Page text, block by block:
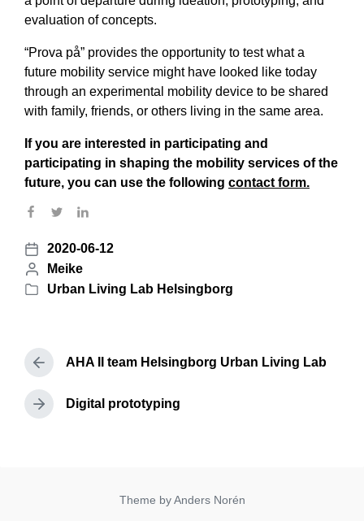
evaluation of concepts.
“Prova på” provides the opportunity to test what a
future mobility service might have looked like today
through an experimental mobility device to be shared
with family, friends, or others living in the same area.
If you are interested in participating and
participating in shaping the mobility services of the
future, you can use the following contact form.
P
o
s
a
t
e
2020-06-12
P
o
d
y
Meike
P
t
e
d
i
Urban Living Lab Helsingborg
P
e
v
AHA II team Helsingborg Urban Living Lab
N
Digital prototyping
Theme byAnders Norén